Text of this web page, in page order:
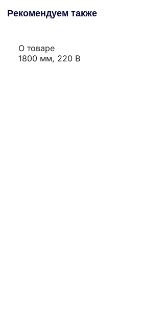
Рекомендуем также
О товаре
1800 мм, 220 В